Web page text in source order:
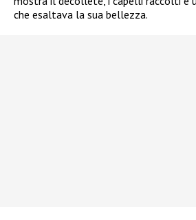
che esaltava la sua bellezza.